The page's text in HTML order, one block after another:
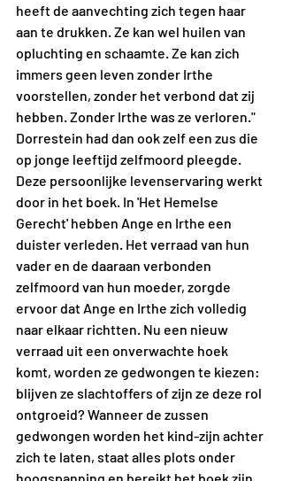
heeft de aanvechting zich tegen haar
aan te drukken. Ze kan wel huilen van
opluchting en schaamte. Ze kan zich
immers geen leven zonder Irthe
voorstellen, zonder het verbond dat zij
hebben. Zonder Irthe was ze verloren."
Dorrestein had dan ook zelf een zus die
op jonge leeftijd zelfmoord pleegde.
Deze persoonlijke levenservaring werkt
door in het boek. In 'Het Hemelse
Gerecht' hebben Ange en Irthe een
duister verleden. Het verraad van hun
vader en de daaraan verbonden
zelfmoord van hun moeder, zorgde
ervoor dat Ange en Irthe zich volledig
naar elkaar richtten. Nu een nieuw
verraad uit een onverwachte hoek
komt, worden ze gedwongen te kiezen:
blijven ze slachtoffers of zijn ze deze rol
ontgroeid? Wanneer de zussen
gedwongen worden het kind-zijn achter
zich te laten, staat alles plots onder